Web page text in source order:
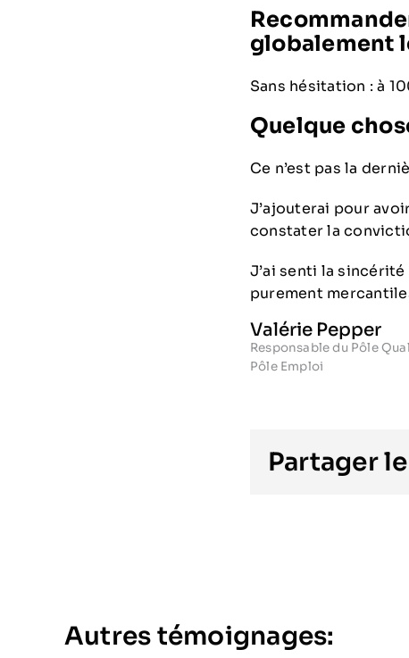
globalement
Sans hésitation : à
Quelque
Ce n’est pas la
J’ajouterai pour
constater la
J’ai senti la
purement
Valérie Pepper
Responsable du Pôle
Pôle Emploi
Partager
Autres témoignages: